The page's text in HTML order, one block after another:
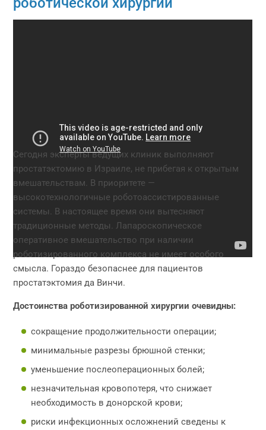
Сегодня эксперты ведущих клиник выполняют
простатэктомию в Израиле, не прибегая к открытым
вмешательствам. В приоритете —
высокотехнологичные роботоассистированные
системы. В настоящее время они вытесняют
традиционные методы. Лапароскопическое
оперативное вмешательство при наличии
роботизированного комплекса не имеет особого
смысла. Гораздо безопаснее для пациентов
простатэктомия да Винчи.
Достоинства роботизированной хирургии очевидны:
сокращение продолжительности операции;
минимальные разрезы брюшной стенки;
уменьшение послеоперационных болей;
незначительная кровопотеря, что снижает
необходимость в донорской крови;
риски инфекционных осложнений сведены к